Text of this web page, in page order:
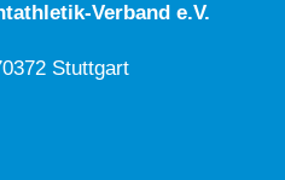
Verband e.V.
Stuttgart